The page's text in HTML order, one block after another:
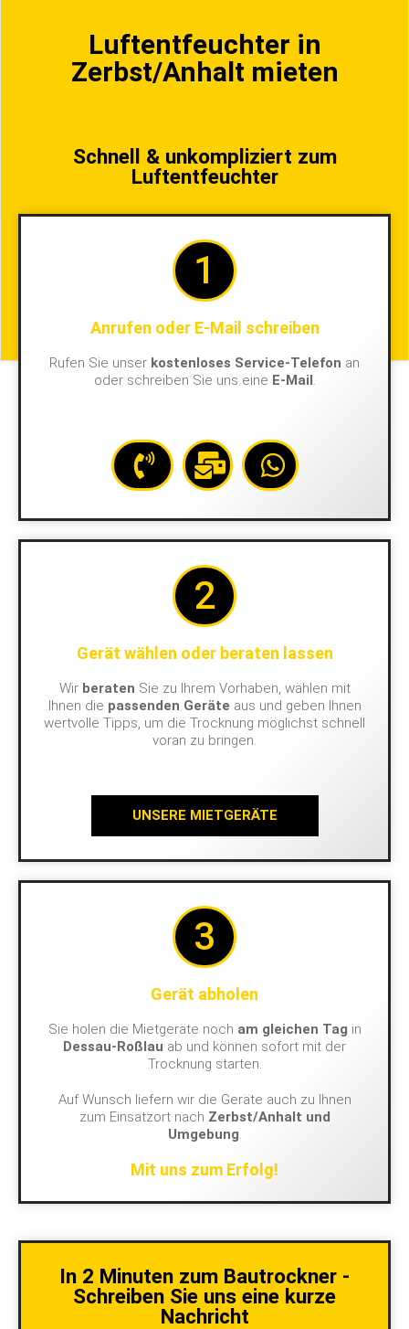
Luftentfeuchter in
Zerbst/Anhalt mieten
Schnell & unkompliziert zum
Luftentfeuchter
1
Anrufen oder E-Mail schreiben
Rufen Sie unser kostenloses Service-Telefon an
oder schreiben Sie uns eine E-Mail.
2
Gerät wählen oder beraten lassen
Wir beraten Sie zu Ihrem Vorhaben, wählen mit
Ihnen die passenden Geräte aus und geben Ihnen
wertvolle Tipps, um die Trocknung möglichst schnell
voran zu bringen.
UNSERE MIETGERÄTE
3
Gerät abholen
Sie holen die Mietgeräte noch am gleichen Tag in
Dessau-Roßlau ab und können sofort mit der
Trocknung starten.
Auf Wunsch liefern wir die Geräte auch zu Ihnen
zum Einsatzort nach Zerbst/Anhalt und
Umgebung.
Mit uns zum Erfolg!
In 2 Minuten zum Bautrockner -
Schreiben Sie uns eine kurze
Nachricht